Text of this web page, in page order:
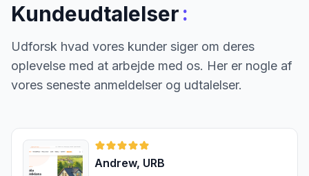
Kundeudtalelser:
Udforsk hvad vores kunder siger om deres
oplevelse med at arbejde med os. Her er nogle af
vores seneste anmeldelser og udtalelser.
Andrew, URB